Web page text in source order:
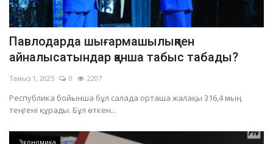
Павлодарда шығармашылықпен
айналысатындар қанша табыс табады?
Тамыз 1, 2025 0 2207
Республика бойынша бұл салада орташа жалақы 316,4 мың
теңгені құрады. Бұл өткен...
Экономика